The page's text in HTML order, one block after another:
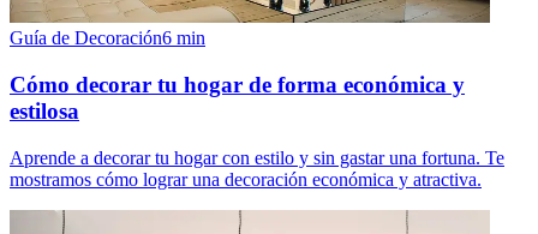
Guía de Decoración6 min
Cómo decorar tu hogar de forma económica y
estilosa
Aprende a decorar tu hogar con estilo y sin gastar una fortuna. Te
mostramos cómo lograr una decoración económica y atractiva.